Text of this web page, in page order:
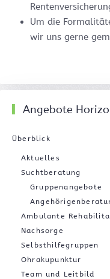
Um die
wir uns gerne
Angebote
Überblick
Aktuelles
Suchtberatung
Gruppenangebote
Ambulante
Nachsorge
Selbsthilfegruppen
Ohrakupunktur
Team und Leitbild